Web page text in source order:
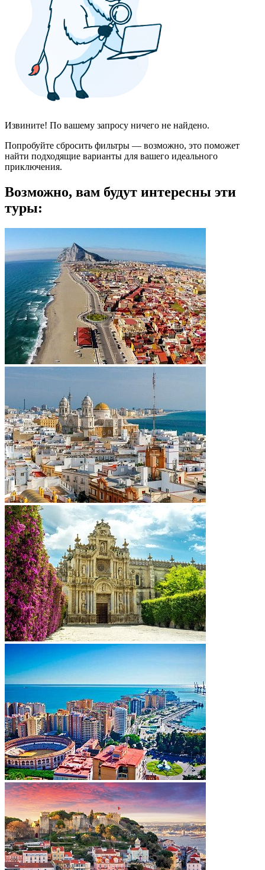
Извините! По вашему запросу ничего не найдено.
Попробуйте сбросить фильтры — возможно, это поможет
найти подходящие варианты для вашего идеального
приключения.
Возможно, вам будут интересны эти
туры: